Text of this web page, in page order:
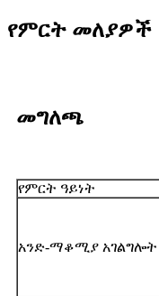
የምርት መለያዎች
መግለጫ
የምርት ዓይነት
አንድ-ማቆሚያ አገልግሎት